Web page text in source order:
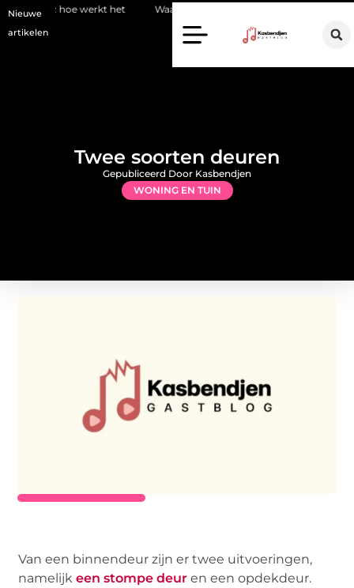
Nieuwe
artikelen
het Waarom kiezen voor een stukadoor in Amersfoort?
Twee soorten deuren
WONING EN TUIN
Gepubliceerd Door Kasbendjen
Van een binnendeur zijn er twee uitvoeringen,
namelijkeen stompe deur en een opdekdeur.